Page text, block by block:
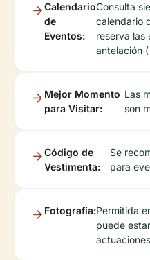
Calendario
de
Eventos:
Consulta
calendario
reserva las
antelación (
Mejor Momento
para Visitar:
Las
son
Código de
Vestimenta:
Se
para
Fotografía:Permitida
puede